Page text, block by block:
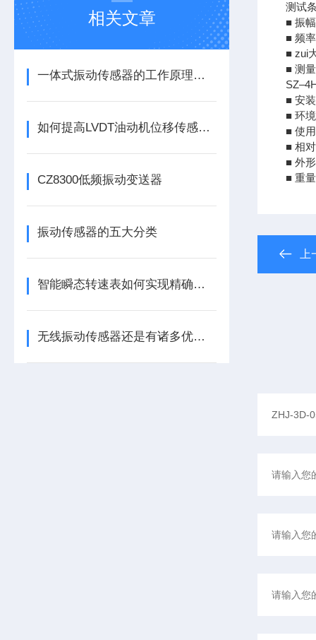
相关文章
一体式振动传感器的工作原理是什么？
如何提高LVDT油动机位移传感器的精度？
CZ8300低频振动变送器
振动传感器的五大分类
智能瞬态转速表如何实现精确测量？
无线振动传感器还是有诸多优势的
测试
■ 振
■ 频
■ zui
■ 测
■ 安
■ 环
■ 使
■ 相
■ 外
■ 重